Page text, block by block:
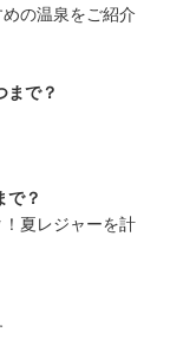
の温泉をご紹介
まで？
で？
夏レジャーを計